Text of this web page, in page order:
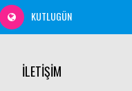
KUTLUGÜN
İLETİŞİM